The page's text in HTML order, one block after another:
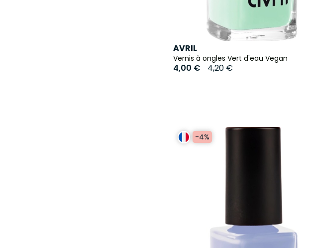
AVRIL
Vernis à ongles Vert d'eau Vegan
4,00 € 4,20 €
-4%